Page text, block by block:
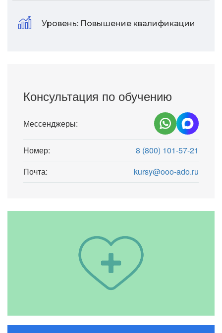
Уровень: Повышение квалификации
Консультация по обучению
Мессенджеры:
Номер:
8 (800) 101-57-21
Почта:
kursy@ooo-ado.ru